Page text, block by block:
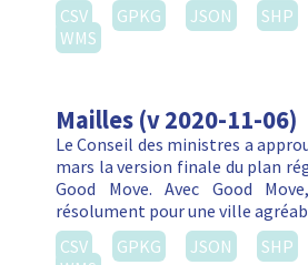
CSV
GPKG JSON SHP
WMS
Mailles (v 2020-11-06)
Le Conseil des ministres a
mars la version finale du plan
Good Move. Avec Good
résolument pour une ville
CSV
GPKG JSON SHP